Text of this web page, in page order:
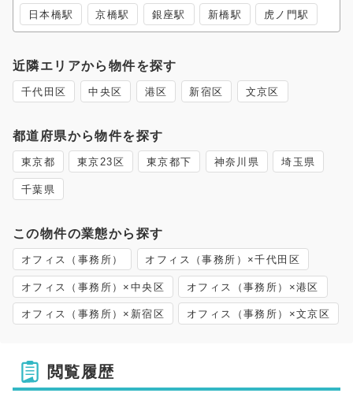
日本橋駅 京橋駅 銀座駅 新橋駅 虎ノ門駅
近隣エリアから物件を探す
千代田区 中央区 港区 新宿区 文京区
都道府県から物件を探す
東京都 東京23区 東京都下 神奈川県 埼玉県
千葉県
この物件の業態から探す
オフィス（事務所） オフィス（事務所）×千代田区
オフィス（事務所）×中央区 オフィス（事務所）×港区
オフィス（事務所）×新宿区 オフィス（事務所）×文京区
閲覧履歴